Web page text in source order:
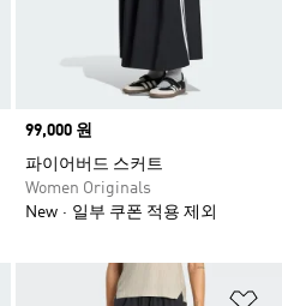
Price
99,000 원
파이어버드 스커트
Women Originals
New
일부 쿠폰 적용 제외
위시리스트 담기